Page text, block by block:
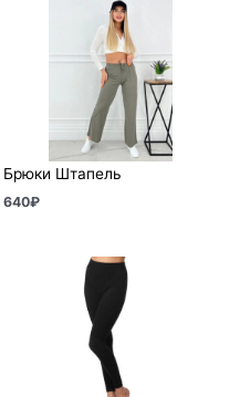
Брюки Штапель
640₽
Диапазон
390₽
–
630₽